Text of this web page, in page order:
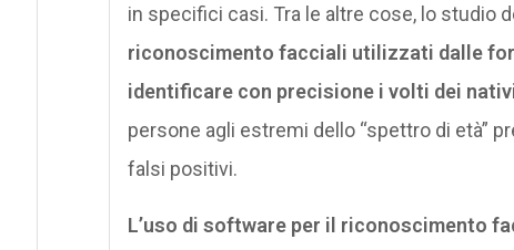
in specifici casi. Tra le altre cose, lo studio
riconoscimento facciali utilizzati dalle
identificare con precisione i volti dei
persone agli estremi dello “spettro di età”
falsi positivi.
L’uso di software per il riconoscimento